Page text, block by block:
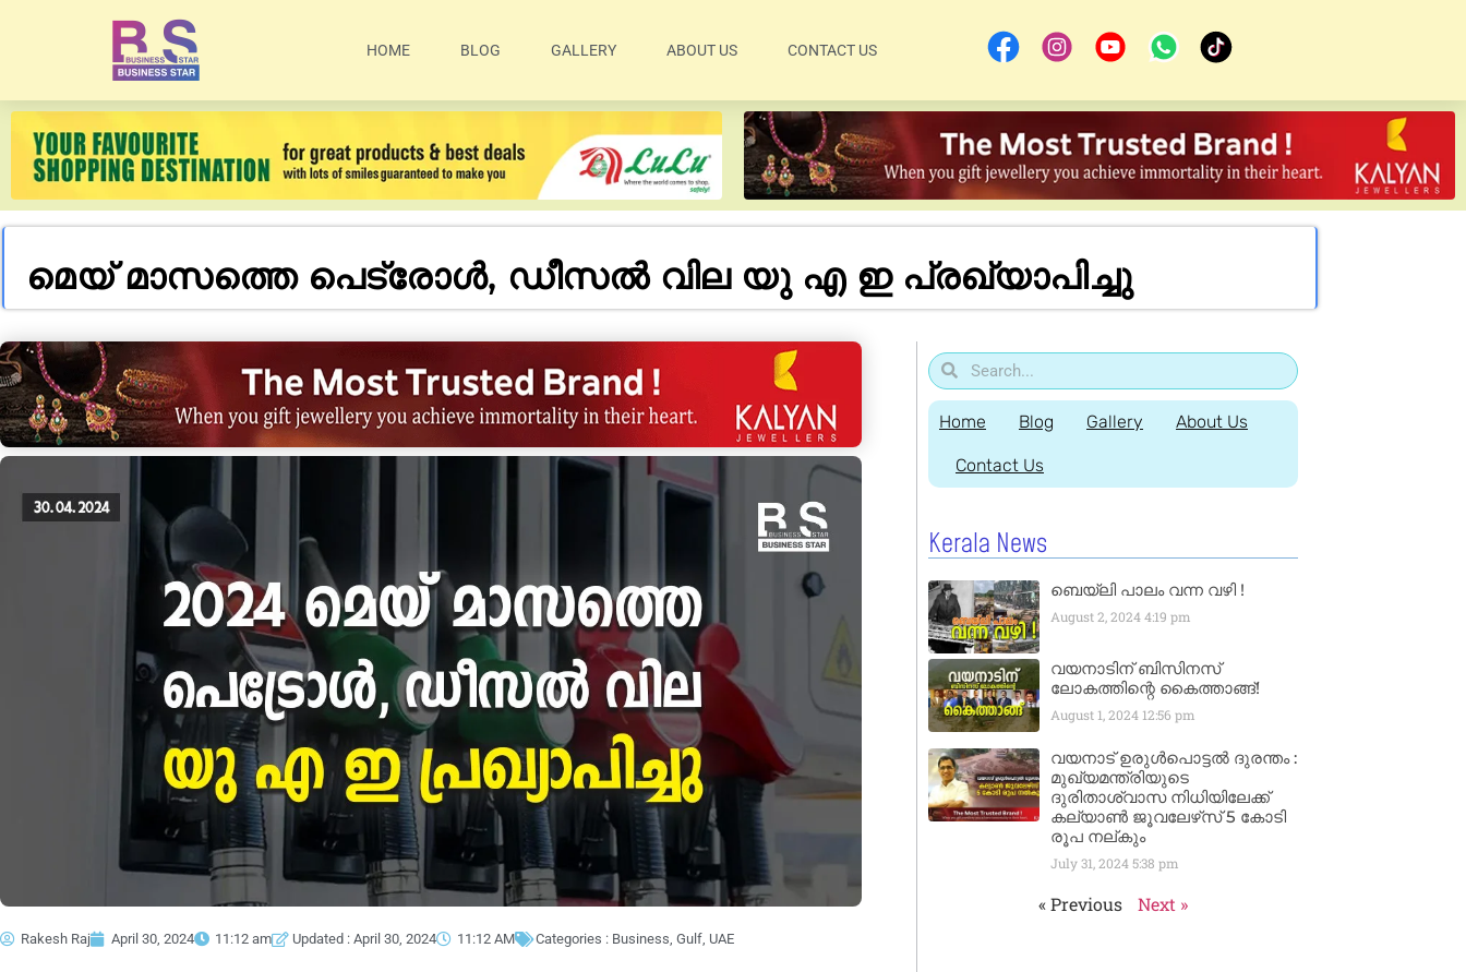
HOME BLOG GALLERY ABOUT US CONTACT US
മെയ് മാസത്തെ പെട്രോൾ, ഡീസൽ വില യു എ ഇ പ്രഖ്യാപിച്ചു
Rakesh Raj April 30, 2024 11:12 am Updated : April 30, 2024 11:12 AM Categories : Business, Gulf, UAE
Home Blog Gallery About Us
Contact Us
Kerala News
ബെയ്‌ലി പാലം വന്ന വഴി !
August 2, 20244:19 pm
വയനാടിന് ബിസിനസ്
ലോകത്തിന്റെ കൈത്താങ്ങ്!
August 1, 2024 12:56 pm
വയനാട് ഉരുള്‍പൊട്ടൽ ദുരന്തം :
മുഖ്യമന്ത്രിയുടെ
ദുരിതാശ്വാസ നിധിയിലേക്ക്
കല്യാണ്‍ ജൂവലേഴ്‌സ് 5 കോടി
രൂപ നല്‌കും
July 31, 20245:38 pm
« Previous Next »